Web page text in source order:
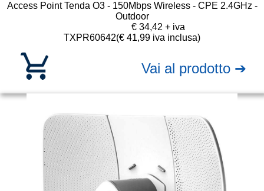
Access Point Tenda O3 - 150Mbps Wireless - CPE 2.4GHz -
Outdoor
TXPR60642
€ 34,42 + iva
(€ 41,99 iva inclusa)
Vai al prodotto ➔